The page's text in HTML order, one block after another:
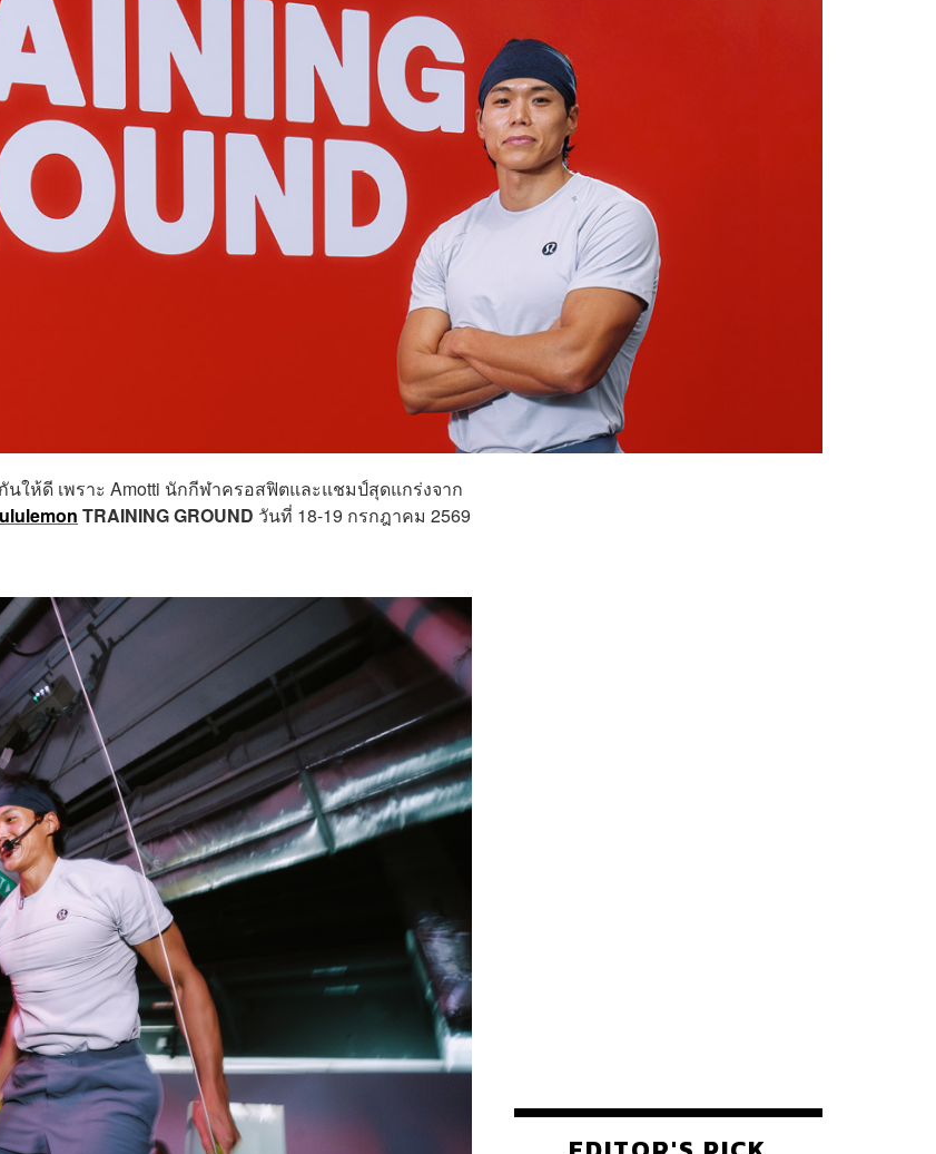
นให้ดี เพราะ Amotti นักกีฬาครอสฟิตและแชมป์สุดแกร่งจาก
TRAINING GROUND วันที่ 18-19 กรกฎาคม 2569